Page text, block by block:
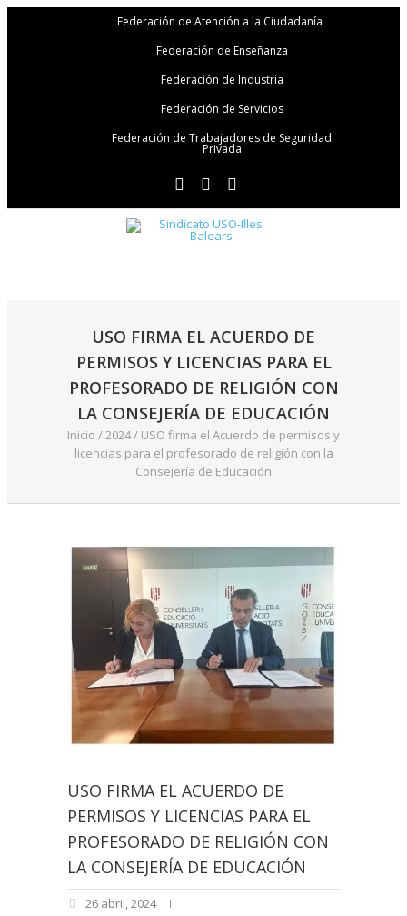
Federación de Atención a la Ciudadanía
Federación de Enseñanza
Federación de Industria
Federación de Servicios
Federación de Trabajadores de Seguridad
Privada
USO FIRMA EL ACUERDO DE
PERMISOS Y LICENCIAS PARA EL
PROFESORADO DE RELIGIÓN CON
LA CONSEJERÍA DE EDUCACIÓN
Inicio /2024/ USO firma el Acuerdo de permisos y
licencias para el profesorado de religión con la
Consejería de Educación
USO FIRMA EL ACUERDO DE
PERMISOS Y LICENCIAS PARA EL
PROFESORADO DE RELIGIÓN CON
LA CONSEJERÍA DE EDUCACIÓN
26 abril, 2024